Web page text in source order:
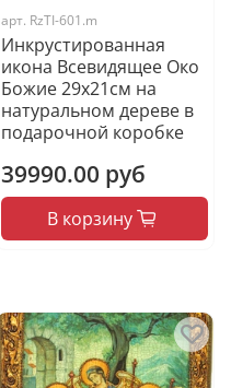
арт. RzTI-601.m
Инкрустированная
икона Всевидящее Око
Божие 29х21см на
натуральном дереве в
подарочной коробке
39990.00 руб
В корзину